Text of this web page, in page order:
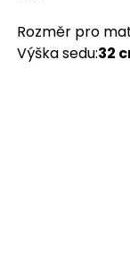
Rozměr pro
Výška sedu:32